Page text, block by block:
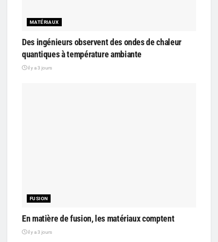
MATÉRIAUX
Des ingénieurs observent des ondes de chaleur
quantiques à température ambiante
il y a 3 jours
FUSION
En matière de fusion, les matériaux comptent
il y a 3 jours